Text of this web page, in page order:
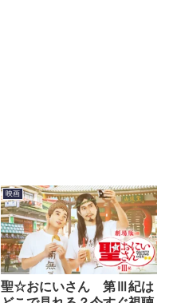
映画
聖☆おにいさん 第Ⅲ紀は